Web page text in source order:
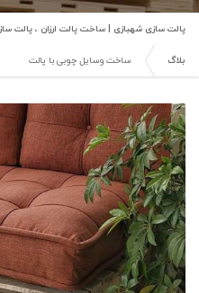
پالت سازی شهبازی | ساخت پالت ارزان ، پالت
بلاگ ساخت وسایل چوبی با پالت